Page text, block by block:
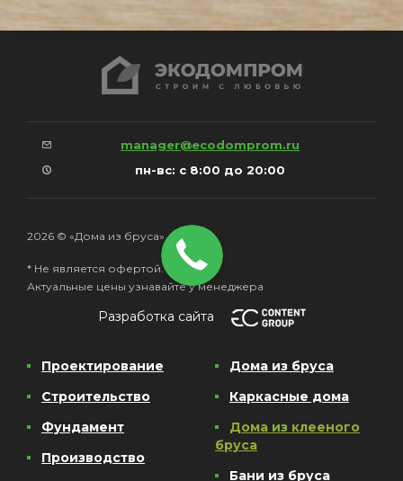
manager@ecodomprom.ru
пн-вс: с 8:00 до 20:00
2026 © «Дома из бруса»
* Не является офертой.
Актуальные цены узнавайте у менеджера
Разработка сайта
Проектирование
Строительство
Фундамент
Производство
Дома из бруса
Каркасные дома
Дома из клееного
бруса
Бани из бруса